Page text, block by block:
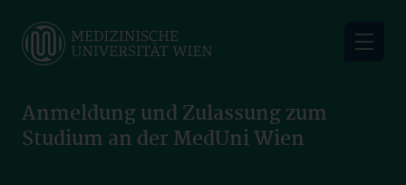
main
Anmeldung und Zulassung zum
Studium an der MedUni Wien